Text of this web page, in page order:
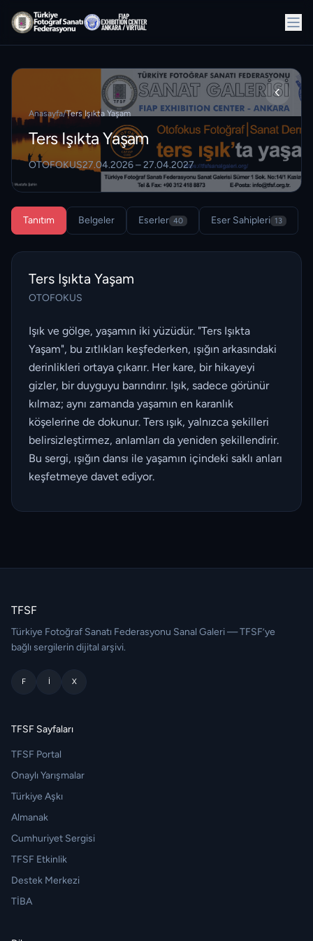
Anasayfa/Ters Işıkta Yaşam
Ters Işıkta Yaşam
OTOFOKUS27.04.2026 – 27.04.2027
Tanıtım Belgeler Eserler 40 Eser Sahipleri 13
Ters Işıkta Yaşam
OTOFOKUS
Işık ve gölge, yaşamın iki yüzüdür. "Ters Işıkta
Yaşam", bu zıtlıkları keşfederken, ışığın arkasındaki
derinlikleri ortaya çıkarır. Her kare, bir hikayeyi
gizler, bir duyguyu barındırır. Işık, sadece görünür
kılmaz; aynı zamanda yaşamın en karanlık
köşelerine de dokunur. Ters ışık, yalnızca şekilleri
belirsizleştirmez, anlamları da yeniden şekillendirir.
Bu sergi, ışığın dansı ile yaşamın içindeki saklı anları
keşfetmeye davet ediyor.
TFSF
Türkiye Fotoğraf Sanatı Federasyonu Sanal Galeri — TFSF’ye
bağlı sergilerin dijital arşivi.
F I X
TFSF Sayfaları
TFSF Portal
Onaylı Yarışmalar
Türkiye Aşkı
Almanak
Cumhuriyet Sergisi
TFSF Etkinlik
Destek Merkezi
TİBA